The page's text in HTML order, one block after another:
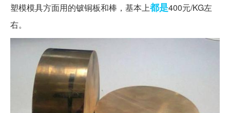
塑模模具方面用的铍铜板和棒，基本上都是400元/KG左
右。